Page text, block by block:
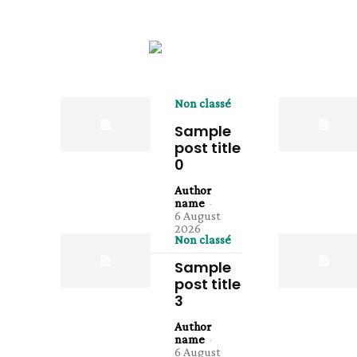
Non classé
Sample
post title
0
Author
name -
6 August
2026
Non classé
Sample
post title
3
Author
name -
6 August